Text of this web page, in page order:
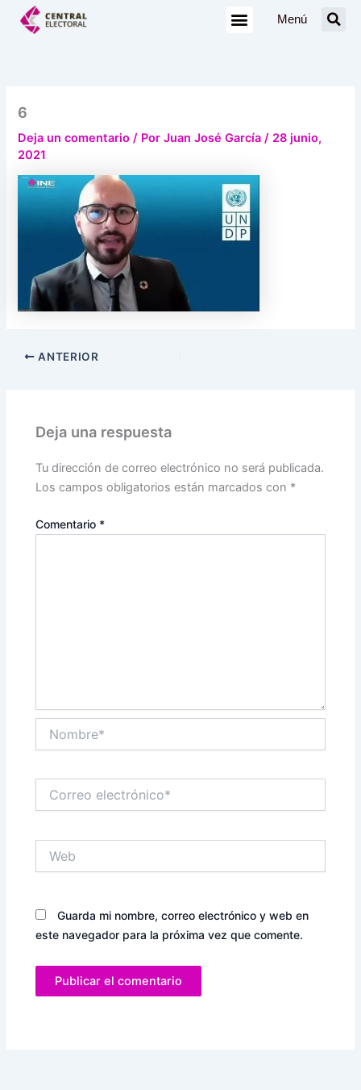
Menú
6
Deja un comentario / PorJuan José García/ 28 junio,
2021
ANTERIOR
Deja una respuesta
Tu dirección de correo electrónico no será publicada.
Los campos obligatorios están marcados con *
Comentario *
electrónico*
Guarda mi nombre, correo electrónico y web en
este navegador para la próxima vez que comente.